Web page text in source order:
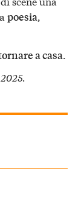
poesia,
a casa.